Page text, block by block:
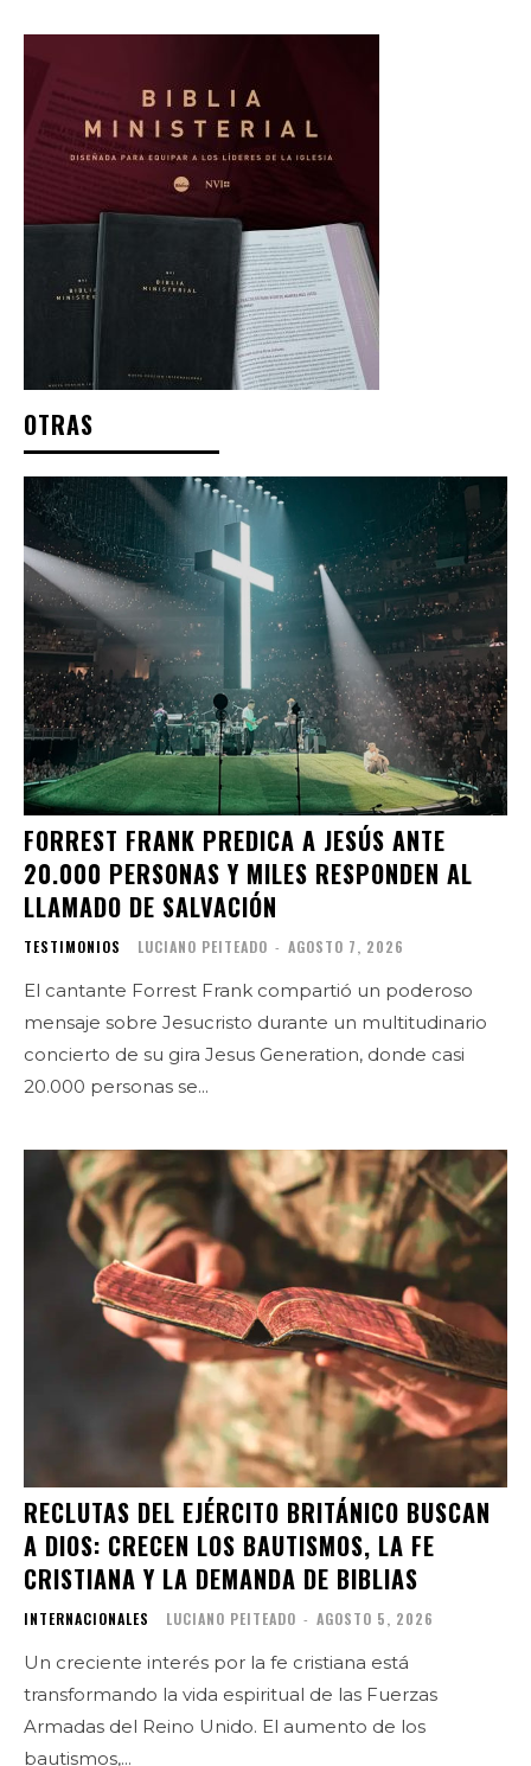
OTRAS
FORREST FRANK PREDICA A JESÚS ANTE
20.000 PERSONAS Y MILES RESPONDEN AL
LLAMADO DE SALVACIÓN
TESTIMONIOS LUCIANO PEITEADO - AGOSTO 7, 2026
El cantante Forrest Frank compartió un poderoso
mensaje sobre Jesucristo durante un multitudinario
concierto de su gira Jesus Generation, donde casi
20.000 personas se...
RECLUTAS DEL EJÉRCITO BRITÁNICO BUSCAN
A DIOS: CRECEN LOS BAUTISMOS, LA FE
CRISTIANA Y LA DEMANDA DE BIBLIAS
INTERNACIONALES LUCIANO PEITEADO - AGOSTO 5, 2026
Un creciente interés por la fe cristiana está
transformando la vida espiritual de las Fuerzas
Armadas del Reino Unido. El aumento de los
bautismos,...